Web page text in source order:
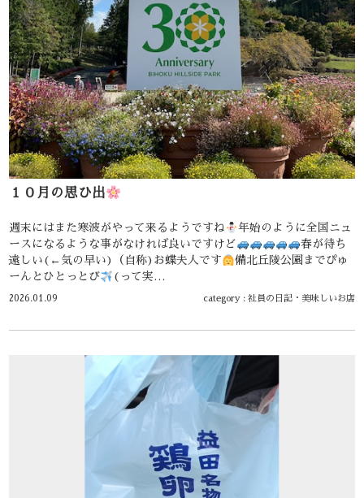
１０月の思ひ出
週末にはまた寒波がやって来るようですね
年始のように全国ニュ
ースになるような事がなければ良いですけど
春が待ち
遠しい(←気の早い)（自称)お蝶夫人です
備北丘陵公園までぴゅ
ーんとひとっとび
(って実…
2026.01.09 category : 社員の日記・ 美味しいお店